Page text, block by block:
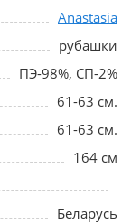
Anastasia
рубашки
ПЭ-98%, СП-2%
61-63 см.
61-63 см.
164 см
Беларусь